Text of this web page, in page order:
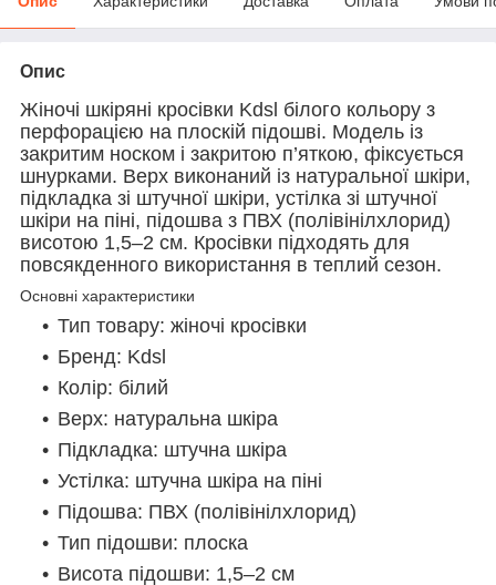
Опис
Жіночі шкіряні кросівки Kdsl білого кольору з
перфорацією на плоскій підошві. Модель із
закритим носком і закритою п’яткою, фіксується
шнурками. Верх виконаний із натуральної шкіри,
підкладка зі штучної шкіри, устілка зі штучної
шкіри на піні, підошва з ПВХ (полівінілхлорид)
висотою 1,5–2 см. Кросівки підходять для
повсякденного використання в теплий сезон.
Основні характеристики
Тип товару: жіночі кросівки
Бренд: Kdsl
Колір: білий
Верх: натуральна шкіра
Підкладка: штучна шкіра
Устілка: штучна шкіра на піні
Підошва: ПВХ (полівінілхлорид)
Тип підошви: плоска
Висота підошви: 1,5–2 см